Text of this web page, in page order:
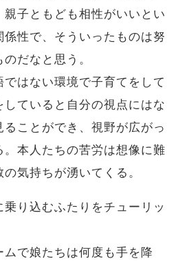
子ともども相性がいいとい
係性で、そういったものは努
だなと思う。
はない環境で子育てをして
ていると自分の視点にはな
ことができ、視野が広がっ
本人たちの苦労は想像に難
気持ちが湧いてくる。
乗り込むふたりをチューリッ
で娘たちは何度も手を降